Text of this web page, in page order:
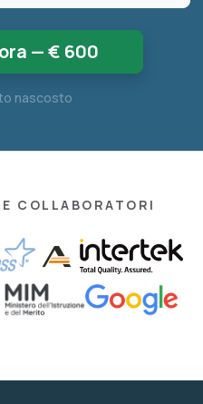
— € 600
nascosto
COLLABORATORI